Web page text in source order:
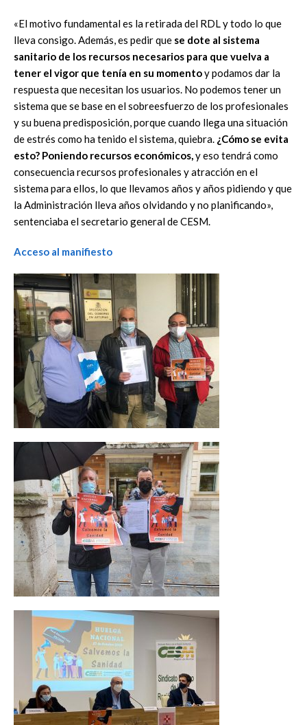
«El motivo fundamental es la retirada del RDL y todo lo que
lleva consigo. Además, es pedir que se dote al sistema
sanitario de los recursos necesarios para que vuelva a
tener el vigor que tenía en su momentoy podamos dar la
respuesta que necesitan los usuarios. No podemos tener un
sistema que se base en el sobreesfuerzo de los profesionales
y su buena predisposición, porque cuando llega una situación
de estrés como ha tenido el sistema, quiebra. ¿Cómo se evita
esto? Poniendo recursos económicos,y eso tendrá como
consecuencia recursos profesionales y atracción en el
sistema para ellos, lo que llevamos años y años pidiendo y que
la Administración lleva años olvidando y no planificando»,
sentenciaba el secretario general de CESM.
Acceso al manifiesto